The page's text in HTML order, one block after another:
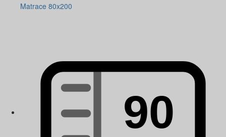
Matrace 80x200